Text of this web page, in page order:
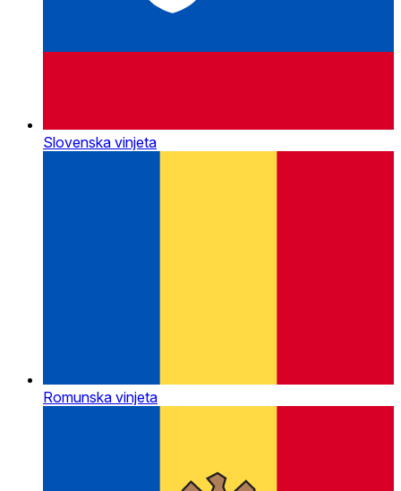
Slovenska vinjeta
Romunska vinjeta